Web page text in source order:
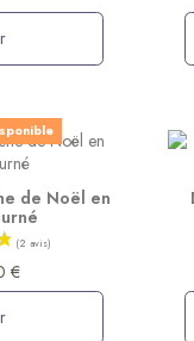
de Noël en
€